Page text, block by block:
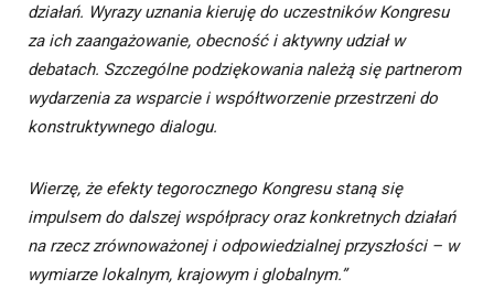
działań. Wyrazy uznania kieruję do uczestników Kongresu
za ich zaangażowanie, obecność i aktywny udział w
debatach. Szczególne podziękowania należą się partnerom
wydarzenia za wsparcie i współtworzenie przestrzeni do
konstruktywnego dialogu.
Wierzę, że efekty tegorocznego Kongresu staną się
impulsem do dalszej współpracy oraz konkretnych działań
na rzecz zrównoważonej i odpowiedzialnej przyszłości – w
wymiarze lokalnym, krajowym i globalnym.”